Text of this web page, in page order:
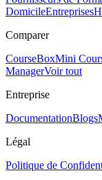
DomicileEntreprises
Comparer
CourseBoxMini
ManagerVoir tout
Entreprise
DocumentationBlogs
Légal
Politique de